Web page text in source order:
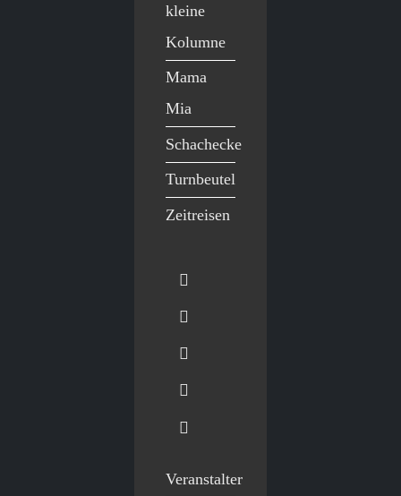
kleine
Kolumne
Mama
Mia
Schachecke
Turnbeutel
Zeitreisen
Veranstalter